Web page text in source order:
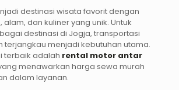
destinasi wisata favorit dengan
dan kuliner yang unik. Untuk
destinasi di Jogja, transportasi
terjangkau menjadi kebutuhan utama.
terbaik adalah rental motor antar
menawarkan harga sewa murah
dalam layanan.